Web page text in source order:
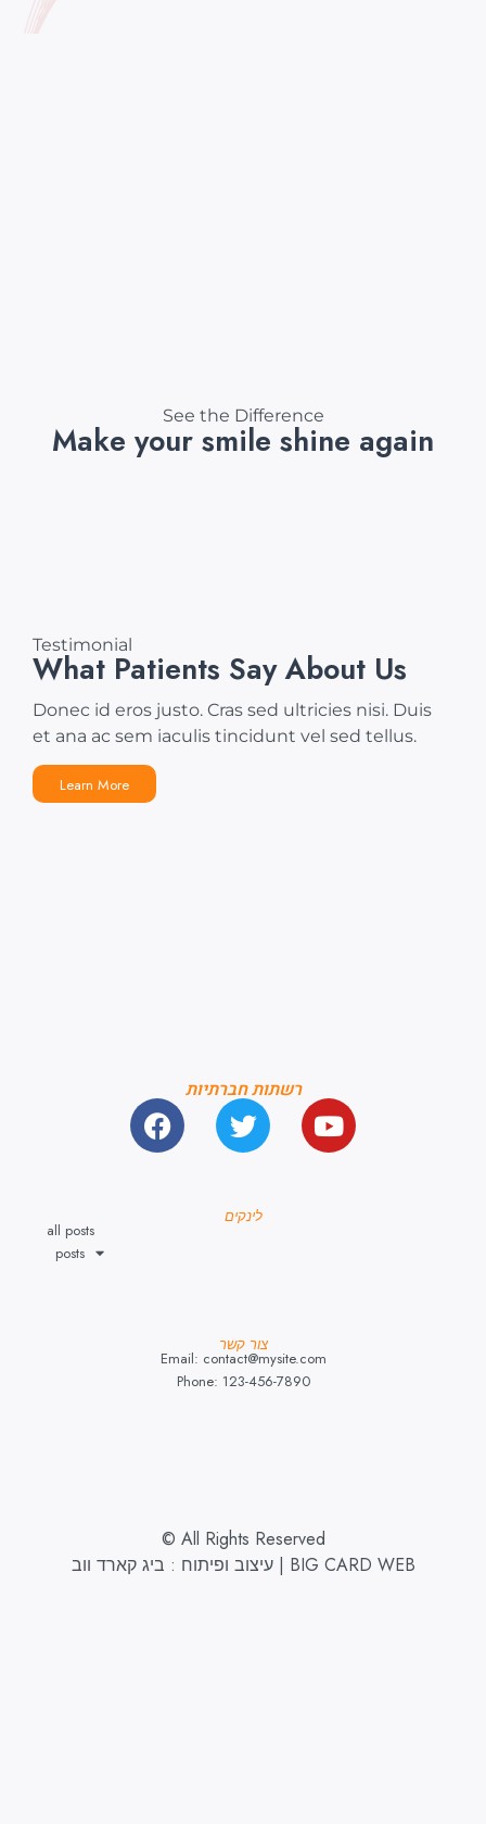
See the Difference
Make your smile shine again
Testimonial
What Patients Say About Us
Donec id eros justo. Cras sed ultricies nisi. Duis
et ana ac sem iaculis tincidunt vel sed tellus.
Learn More
רשתות חברתיות
לינקים
all posts
posts
צור קשר
Email: contact@mysite.com
Phone: 123-456-7890
© All Rights Reserved
עיצוב ופיתוח : ביג קארד ווב | BIG CARD WEB